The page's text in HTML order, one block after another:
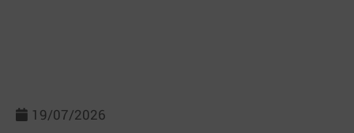
19/07/2026